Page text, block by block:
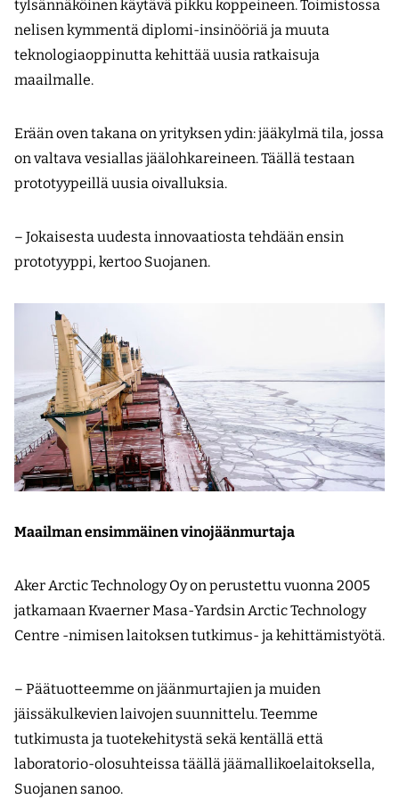
tylsännäköinen käytävä pikku koppeineen. Toimistossa
nelisen kymmentä diplomi-insinööriä ja muuta
teknologiaoppinutta kehittää uusia ratkaisuja
maailmalle.
Erään oven takana on yrityksen ydin: jääkylmä tila, jossa
on valtava vesiallas jäälohkareineen. Täällä testaan
prototyypeillä uusia oivalluksia.
– Jokaisesta uudesta innovaatiosta tehdään ensin
prototyyppi, kertoo Suojanen.
Maailman ensimmäinen vinojäänmurtaja
Aker Arctic Technology Oy on perustettu vuonna 2005
jatkamaan Kvaerner Masa-Yardsin Arctic Technology
Centre -nimisen laitoksen tutkimus- ja kehittämistyötä.
– Päätuotteemme on jäänmurtajien ja muiden
jäissäkulkevien laivojen suunnittelu. Teemme
tutkimusta ja tuotekehitystä sekä kentällä että
laboratorio-olosuhteissa täällä jää­mallikoelaitoksella,
Suojanen sanoo.